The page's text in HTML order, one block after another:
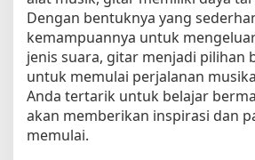
Dengan bentuknya yang
kemampuannya untuk
jenis suara, gitar menjadi pilihan
untuk memulai perjalanan
Anda tertarik untuk belajar
akan memberikan inspirasi dan
memulai.